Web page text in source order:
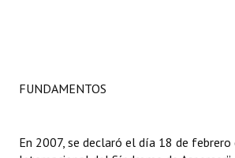
Ciudadano Ilustre - Registro
Huéspedes de Honor - Registro
FUNDAMENTOS
En 2007, se declaró el día 18 de febrero